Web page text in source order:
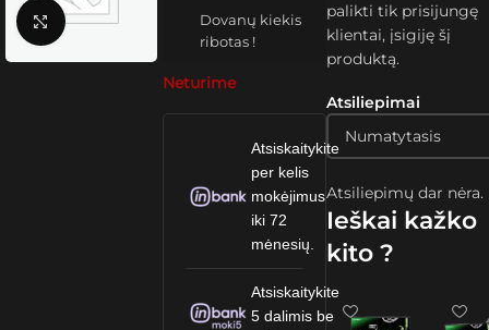
Spustelėkite, kad padidintumėte
Dovanų kiekis
ribotas !
Neturime
Atsiskaitykite
per kelis
mokėjimus
iki 72
mėnesių.
Atsiskaitykite
5 dalimis be
Atsiliepimai
Atsiliepimų dar nėra.
palikti tik prisijungę
klientai, įsigiję šį
produktą.
Ieškai kažko
kito ?